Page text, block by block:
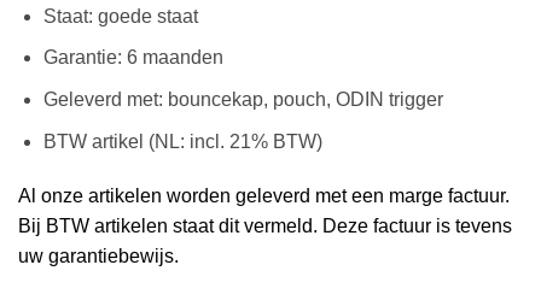
Staat: goede staat
Garantie: 6 maanden
Geleverd met: bouncekap, pouch, ODIN trigger
BTW artikel (NL: incl. 21% BTW)
Al onze artikelen worden geleverd met een marge factuur.
Bij BTW artikelen staat dit vermeld. Deze factuur is tevens
uw garantiebewijs.